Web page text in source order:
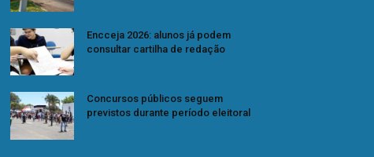
Encceja 2026: alunos já podem
consultar cartilha de redação
Concursos públicos seguem
previstos durante período eleitoral